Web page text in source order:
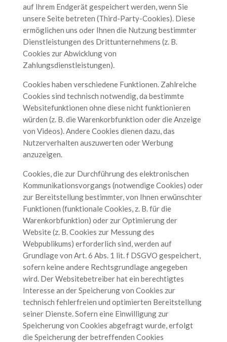
auf Ihrem Endgerät gespeichert werden, wenn Sie
unsere Seite betreten (Third-Party-Cookies). Diese
ermöglichen uns oder Ihnen die Nutzung bestimmter
Dienstleistungen des Drittunternehmens (z. B.
Cookies zur Abwicklung von
Zahlungsdienstleistungen).
Cookies haben verschiedene Funktionen. Zahlreiche
Cookies sind technisch notwendig, da bestimmte
Websitefunktionen ohne diese nicht funktionieren
würden (z. B. die Warenkorbfunktion oder die Anzeige
von Videos). Andere Cookies dienen dazu, das
Nutzerverhalten auszuwerten oder Werbung
anzuzeigen.
Cookies, die zur Durchführung des elektronischen
Kommunikationsvorgangs (notwendige Cookies) oder
zur Bereitstellung bestimmter, von Ihnen erwünschter
Funktionen (funktionale Cookies, z. B. für die
Warenkorbfunktion) oder zur Optimierung der
Website (z. B. Cookies zur Messung des
Webpublikums) erforderlich sind, werden auf
Grundlage von Art. 6 Abs. 1 lit. f DSGVO gespeichert,
sofern keine andere Rechtsgrundlage angegeben
wird. Der Websitebetreiber hat ein berechtigtes
Interesse an der Speicherung von Cookies zur
technisch fehlerfreien und optimierten Bereitstellung
seiner Dienste. Sofern eine Einwilligung zur
Speicherung von Cookies abgefragt wurde, erfolgt
die Speicherung der betreffenden Cookies